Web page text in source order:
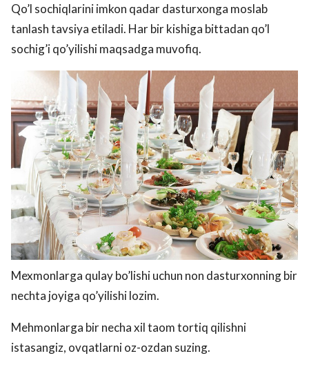
Qo’l sochiqlarini imkon qadar dasturxonga moslab
tanlash tavsiya etiladi. Har bir kishiga bittadan qo’l
sochig’i qo’yilishi maqsadga muvofiq.
Mexmonlarga qulay bo’lishi uchun non dasturxonning bir
nechta joyiga qo’yilishi lozim.
Mehmonlarga bir necha xil taom tortiq qilishni
istasangiz, ovqatlarni oz-ozdan suzing.